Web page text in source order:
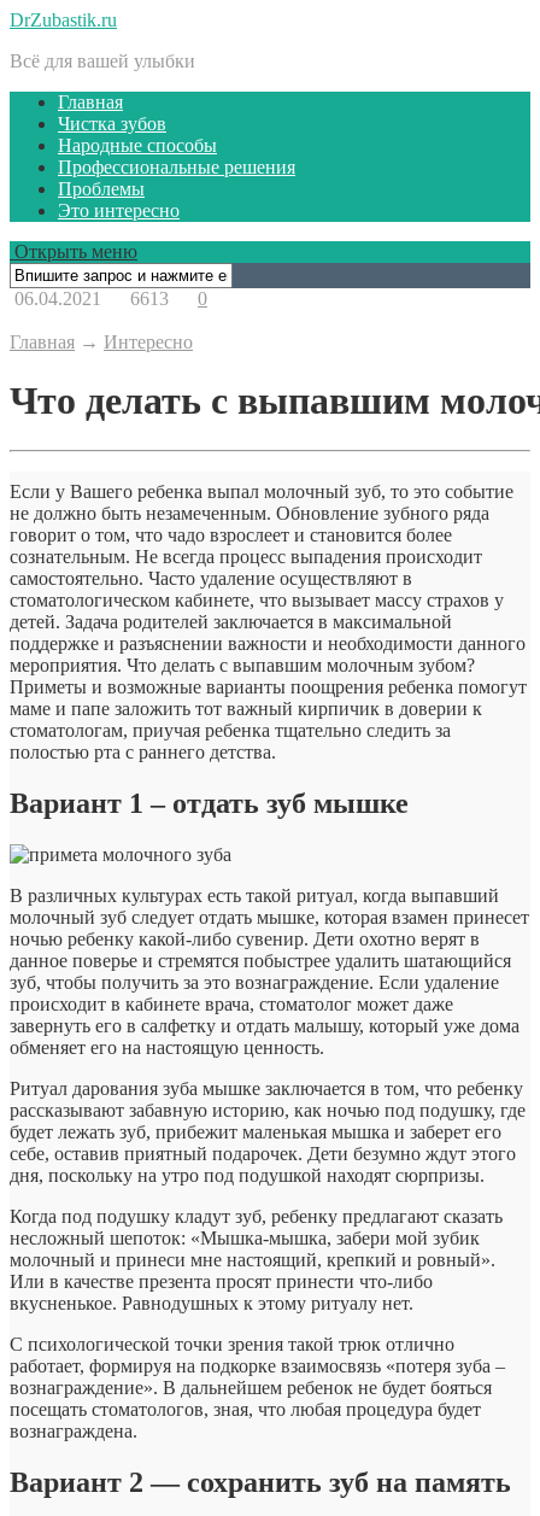
DrZubastik.ru
Всё для вашей улыбки
Главная
Чистка зубов
Народные способы
Профессиональные решения
Проблемы
Это интересно
Открыть меню
06.04.2021 6613 0
Главная → Интересно
Что делать с выпавшим
Если у Вашего ребенка выпал молочный зуб, то это событие
не должно быть незамеченным. Обновление зубного ряда
говорит о том, что чадо взрослеет и становится более
сознательным. Не всегда процесс выпадения происходит
самостоятельно. Часто удаление осуществляют в
стоматологическом кабинете, что вызывает массу страхов у
детей. Задача родителей заключается в максимальной
поддержке и разъяснении важности и необходимости данного
мероприятия. Что делать с выпавшим молочным зубом?
Приметы и возможные варианты поощрения ребенка помогут
маме и папе заложить тот важный кирпичик в доверии к
стоматологам, приучая ребенка тщательно следить за
полостью рта с раннего детства.
Вариант 1 – отдать зуб мышке
В различных культурах есть такой ритуал, когда выпавший
молочный зуб следует отдать мышке, которая взамен принесет
ночью ребенку какой-либо сувенир. Дети охотно верят в
данное поверье и стремятся побыстрее удалить шатающийся
зуб, чтобы получить за это вознаграждение. Если удаление
происходит в кабинете врача, стоматолог может даже
завернуть его в салфетку и отдать малышу, который уже дома
обменяет его на настоящую ценность.
Ритуал дарования зуба мышке заключается в том, что ребенку
рассказывают забавную историю, как ночью под подушку, где
будет лежать зуб, прибежит маленькая мышка и заберет его
себе, оставив приятный подарочек. Дети безумно ждут этого
дня, поскольку на утро под подушкой находят сюрпризы.
Когда под подушку кладут зуб, ребенку предлагают сказать
несложный шепоток: «Мышка-мышка, забери мой зубик
молочный и принеси мне настоящий, крепкий и ровный».
Или в качестве презента просят принести что-либо
вкусненькое. Равнодушных к этому ритуалу нет.
С психологической точки зрения такой трюк отлично
работает, формируя на подкорке взаимосвязь «потеря зуба –
вознаграждение». В дальнейшем ребенок не будет бояться
посещать стоматологов, зная, что любая процедура будет
вознаграждена.
Вариант 2 — сохранить зуб на память